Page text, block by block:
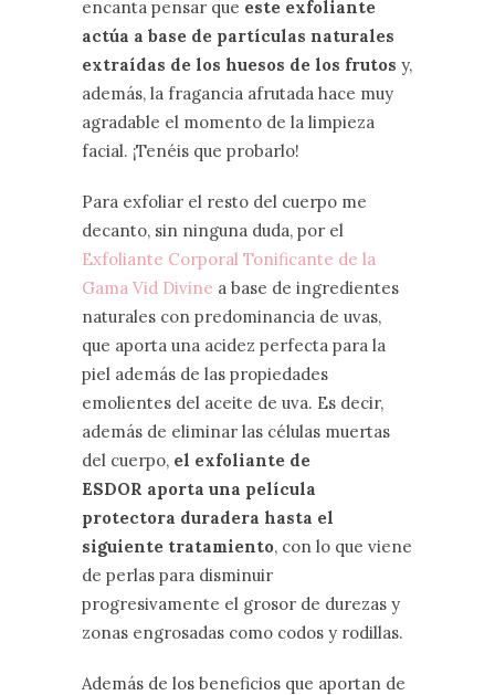
encanta pensar que este exfoliante
actúa a base de partículas naturales
extraídas de los huesos de los frutos y,
además, la fragancia afrutada hace muy
agradable el momento de la limpieza
facial. ¡Tenéis que probarlo!
Para exfoliar el resto del cuerpo me
decanto, sin ninguna duda, por el
Exfoliante Corporal Tonificante de la
Gama Vid Divine a base de ingredientes
naturales con predominancia de uvas,
que aporta una acidez perfecta para la
piel además de las propiedades
emolientes del aceite de uva. Es decir,
además de eliminar las células muertas
del cuerpo, el exfoliante de
ESDOR aporta una película
protectora duradera hasta el
siguiente tratamiento, con lo que viene
de perlas para disminuir
progresivamente el grosor de durezas y
zonas engrosadas como codos y rodillas.
Además de los beneficios que aportan de